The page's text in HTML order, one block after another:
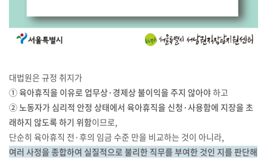
대법원은 규정 취지가
① 육아휴직을 이유로 업무상·경제상 불이익을 주지 않아야하고
② 노동자가 심리적 안정 상태에서 육아휴직을 신청·사용함에 지장을 초
래하지 않도록 하기 위함이므로,
단순히 육아휴직 전·후의 임금 수준 만을 비교하는 것이 아니라,
여러 사정을 종합하여 실질적으로 불리한 직무를 부여한 것인 지를 판단해